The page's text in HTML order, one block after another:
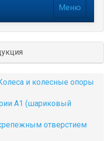
Меню
и колесные опоры
A1 (шариковый
отверстием